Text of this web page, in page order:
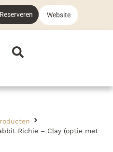
Reserveren Website
Richie – Clay (optie met